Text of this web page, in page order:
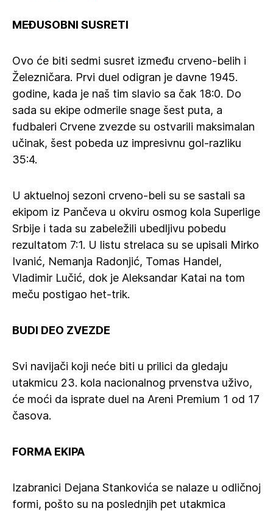
MEĐUSOBNI SUSRETI
Ovo će biti sedmi susret između crveno-belih i
Železničara. Prvi duel odigran je davne 1945.
godine, kada je naš tim slavio sa čak 18:0. Do
sada su ekipe odmerile snage šest puta, a
fudbaleri Crvene zvezde su ostvarili maksimalan
učinak, šest pobeda uz impresivnu gol-razliku
35:4.
U aktuelnoj sezoni crveno-beli su se sastali sa
ekipom iz Pančeva u okviru osmog kola Superlige
Srbije i tada su zabeležili ubedljivu pobedu
rezultatom 7:1. U listu strelaca su se upisali Mirko
Ivanić, Nemanja Radonjić, Tomas Handel,
Vladimir Lučić, dok je Aleksandar Katai na tom
meču postigao het-trik.
BUDI DEO ZVEZDE
Svi navijači koji neće biti u prilici da gledaju
utakmicu 23. kola nacionalnog prvenstva uživo,
će moći da isprate duel na Areni Premium 1 od 17
časova.
FORMA EKIPA
Izabranici Dejana Stankovića se nalaze u odličnoj
formi, pošto su na poslednjih pet utakmica